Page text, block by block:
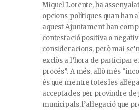
Miquel Lorente, ha
opcions polítiques quan han
aquest Ajuntament han
contestació positiva o
consideracions, però mai
exclòs a l’hora de participar
procés”. A més, allò més
és que mentre totes les
acceptades per provindre
municipals, l’al·legació que